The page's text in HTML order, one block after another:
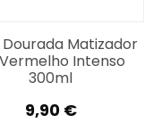
Matizador
Intenso
300ml
9,90 €